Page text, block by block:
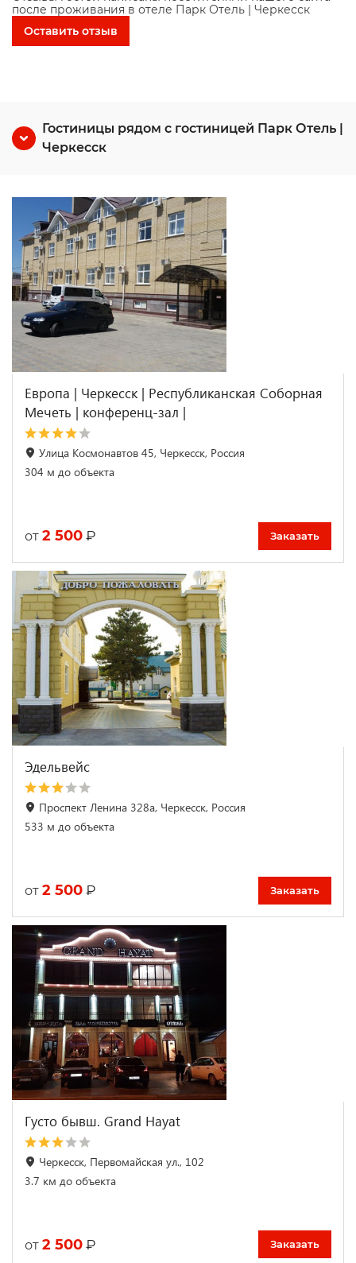
после проживания в отеле Парк Отель | Черкесск
Оставить отзыв
Гостиницы рядом с гостиницей Парк Отель |
Черкесск
Европа | Черкесск | Республиканская Соборная
Мечеть | конференц-зал |
Улица Космонавтов 45, Черкесск, Россия
304 м до объекта
от 2 500 ₽ Заказать
Эдельвейс
Проспект Ленина 328а, Черкесск, Россия
533 м до объекта
от 2 500 ₽ Заказать
Густо бывш. Grand Hayat
Черкесск, Первомайская ул., 102
3.7 км до объекта
от 2 500 ₽ Заказать